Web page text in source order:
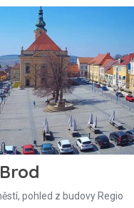
pohled z budovy Regio